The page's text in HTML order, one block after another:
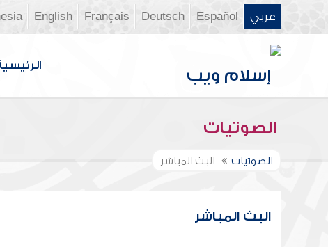
عربي Español
Deutsch
Français
English
الصوتيات
الصوتيات البث المباشر
البث المباشر